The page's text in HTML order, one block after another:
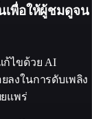
เพื่อให้ผู้ชมดูจน
ก้ไขด้วย AI
ลงในการดับเพลิง
แพร่